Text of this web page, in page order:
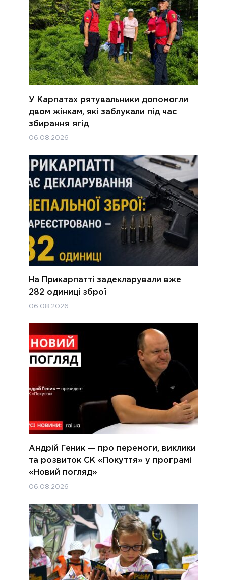
У Карпатах рятувальники допомогли
двом жінкам, які заблукали під час
збирання ягід
06.08.2026
На Прикарпатті задекларували вже
282 одиниці зброї
06.08.2026
Андрій Геник — про перемоги, виклики
та розвиток СК «Покуття» у програмі
«Новий погляд»
06.08.2026